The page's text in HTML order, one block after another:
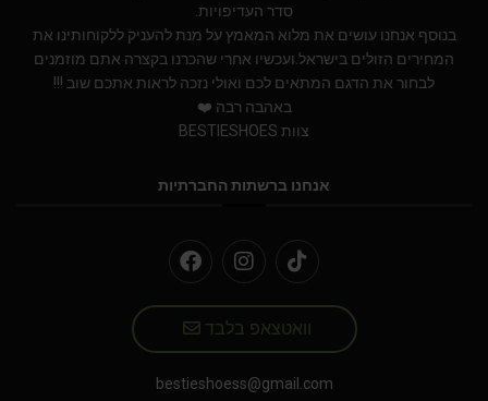
סדר העדיפויות.
בנוסף אנחנו עושים את מלוא המאמץ על מנת להעניק ללקוחותינו את
המחירים הזולים בישראל.ועכשיו אחרי שהכרנו בקצרה אתם מוזמנים
לבחור את הדגם המתאים לכם ואולי נזכה לראות אתכם שוב !!!
באהבה רבה ❤️
צוות BESTIESHOES
אנחנו ברשתות החברתיות
וואטצאפ בלבד
bestieshoess@gmail.com